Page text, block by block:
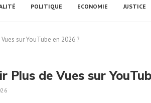
POLITIQUE ECONOMIE JUSTICE
sur YouTube en 2026 ?
Plus de Vues sur